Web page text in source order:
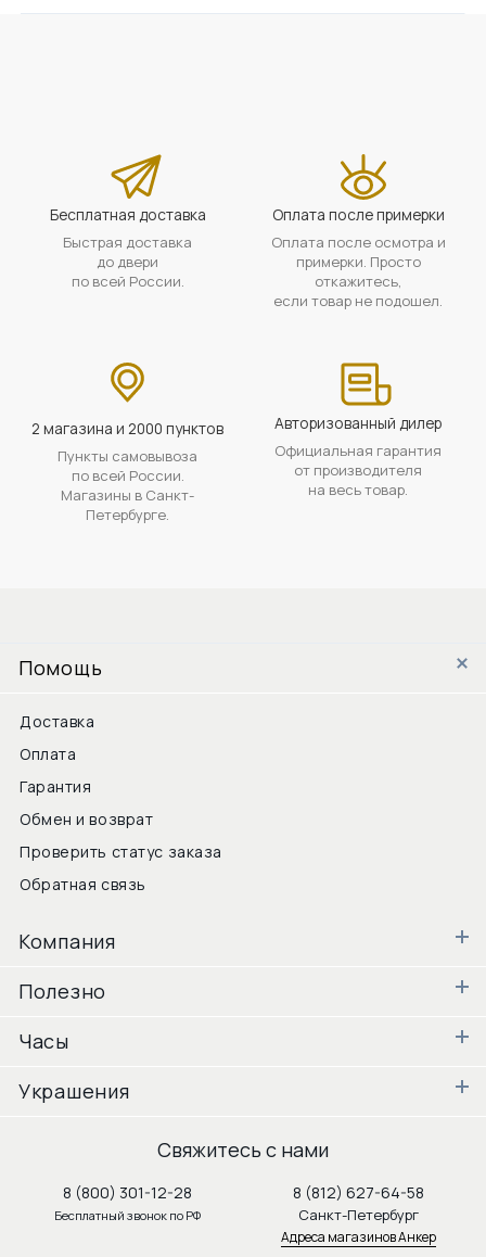
Бесплатная доставка
Быстрая доставка
до двери
по всей России.
Оплата после примерки
Оплата после осмотра и
примерки. Просто
откажитесь,
если товар не подошел.
2 магазина и 2000 пунктов
Пункты самовывоза
по всей России.
Магазины в Санкт-
Петербурге.
Авторизованный дилер
Официальная гарантия
от производителя
на весь товар.
Помощь
Доставка
Оплата
Гарантия
Обмен и возврат
Проверить статус заказа
Обратная связь
Компания
Полезно
Часы
Украшения
Свяжитесь с нами
8 (800) 301-12-28
Бесплатный звонок по РФ
8 (812) 627-64-58
Санкт-Петербург
Адреса магазинов Анкер